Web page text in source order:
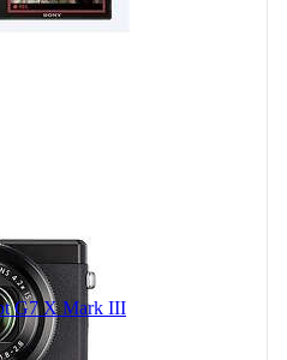
G7 X Mark III